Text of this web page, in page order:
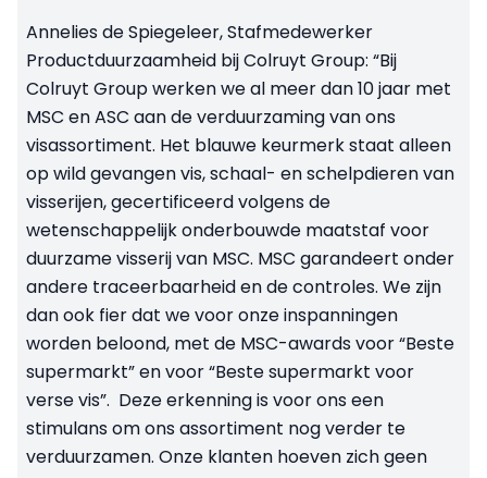
Annelies de Spiegeleer, Stafmedewerker
Productduurzaamheid bij Colruyt Group: “Bij
Colruyt Group werken we al meer dan 10 jaar met
MSC en ASC aan de verduurzaming van ons
visassortiment. Het blauwe keurmerk staat alleen
op wild gevangen vis, schaal- en schelpdieren van
visserijen, gecertificeerd volgens de
wetenschappelijk onderbouwde maatstaf voor
duurzame visserij van MSC. MSC garandeert onder
andere traceerbaarheid en de controles. We zijn
dan ook fier dat we voor onze inspanningen
worden beloond, met de MSC-awards voor “Beste
supermarkt” en voor “Beste supermarkt voor
verse vis”. Deze erkenning is voor ons een
stimulans om ons assortiment nog verder te
verduurzamen. Onze klanten hoeven zich geen